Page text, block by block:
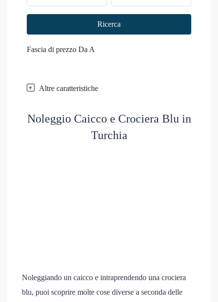
Ricerca
Fascia di prezzo Da A
Altre caratteristiche
Noleggio Caicco e Crociera Blu in
Turchia
Noleggiando un caicco e intraprendendo una crociera
blu, puoi scoprire molte cose diverse a seconda delle